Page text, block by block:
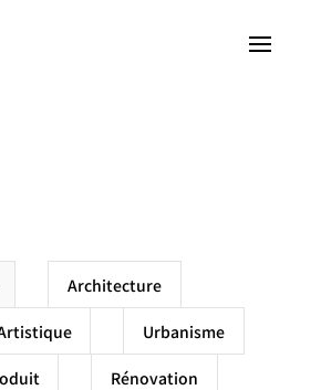
Architecture
Urbanisme
Rénovation